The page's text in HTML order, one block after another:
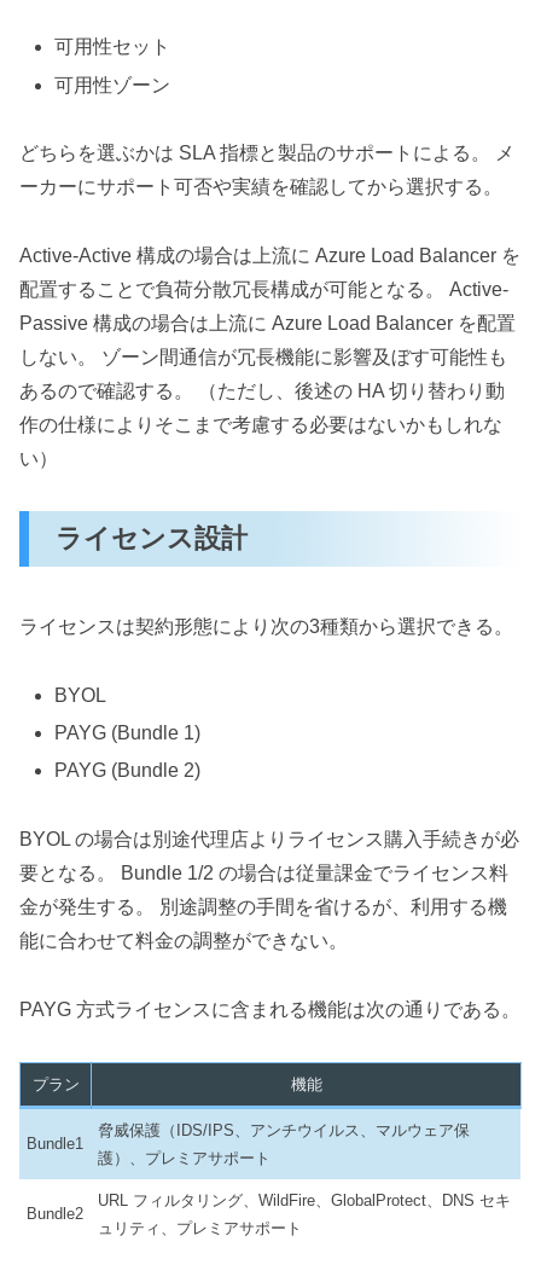
可用性セット
可用性ゾーン
どちらを選ぶかは SLA 指標と製品のサポートによる。 メ
ーカーにサポート可否や実績を確認してから選択する。
Active-Active 構成の場合は上流に Azure Load Balancer を
配置することで負荷分散冗長構成が可能となる。 Active-
Passive 構成の場合は上流に Azure Load Balancer を配置
しない。 ゾーン間通信が冗長機能に影響及ぼす可能性も
あるので確認する。 （ただし、後述の HA 切り替わり動
作の仕様によりそこまで考慮する必要はないかもしれな
い）
ライセンス設計
ライセンスは契約形態により次の3種類から選択できる。
BYOL
PAYG (Bundle 1)
PAYG (Bundle 2)
BYOL の場合は別途代理店よりライセンス購入手続きが必
要となる。 Bundle 1/2 の場合は従量課金でライセンス料
金が発生する。 別途調整の手間を省けるが、利用する機
能に合わせて料金の調整ができない。
PAYG 方式ライセンスに含まれる機能は次の通りである。
プラン 機能
Bundle1
脅威保護（IDS/IPS、アンチウイルス、マルウェア保
護）、プレミアサポート
Bundle2
URL フィルタリング、WildFire、GlobalProtect、DNS セキ
ュリティ、プレミアサポート